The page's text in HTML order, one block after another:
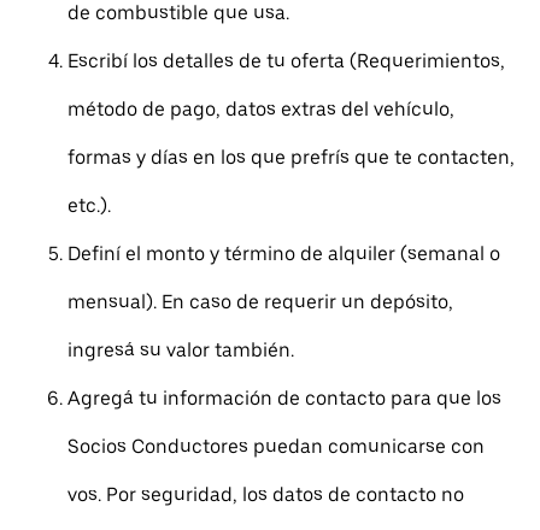
de combustible que usa.
Escribí los detalles de tu oferta (Requerimientos,
método de pago, datos extras del vehículo,
formas y días en los que prefrís que te contacten,
etc.).
Definí el monto y término de alquiler (semanal o
mensual). En caso de requerir un depósito,
ingresá su valor también.
Agregá tu información de contacto para que los
Socios Conductores puedan comunicarse con
vos. Por seguridad, los datos de contacto no